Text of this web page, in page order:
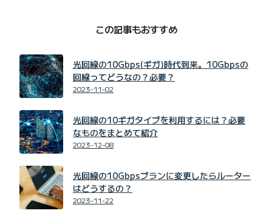
この記事もおすすめ
光回線の10Gbps(ギガ)時代到来。10Gbpsの
回線ってどうなの？必要？
2023-11-02
光回線の10ギガタイプを利用するには？必要
なものをまとめて紹介
2023-12-08
光回線の10Gbpsプランに変更したらルーター
はどうするの？
2023-11-22